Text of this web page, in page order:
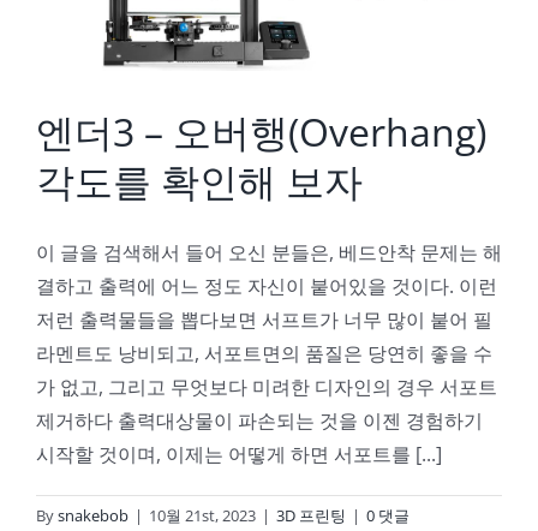
엔더3 – 오버행(Overhang)
각도를 확인해 보자
이 글을 검색해서 들어 오신 분들은, 베드안착 문제는 해
결하고 출력에 어느 정도 자신이 붙어있을 것이다. 이런
저런 출력물들을 뽑다보면 서프트가 너무 많이 붙어 필
라멘트도 낭비되고, 서포트면의 품질은 당연히 좋을 수
가 없고, 그리고 무엇보다 미려한 디자인의 경우 서포트
제거하다 출력대상물이 파손되는 것을 이젠 경험하기
시작할 것이며, 이제는 어떻게 하면 서포트를 [...]
Bysnakebob | 10월 21st, 2023 | 3D 프린팅 | 0 댓글